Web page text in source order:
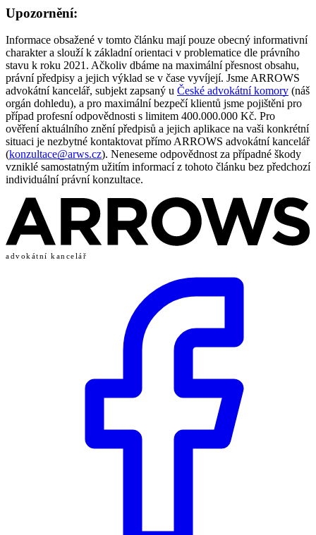
Upozornění:
Informace obsažené v tomto článku mají pouze obecný informativní
charakter a slouží k základní orientaci v problematice dle právního
stavu k roku 2021. Ačkoliv dbáme na maximální přesnost obsahu,
právní předpisy a jejich výklad se v čase vyvíjejí. Jsme ARROWS
advokátní kancelář, subjekt zapsaný u České advokátní komory (náš
orgán dohledu), a pro maximální bezpečí klientů jsme pojištěni pro
případ profesní odpovědnosti s limitem 400.000.000 Kč. Pro
ověření aktuálního znění předpisů a jejich aplikace na vaši konkrétní
situaci je nezbytné kontaktovat přímo ARROWS advokátní kancelář
(konzultace@arws.cz). Neneseme odpovědnost za případné škody
vzniklé samostatným užitím informací z tohoto článku bez předchozí
individuální právní konzultace.
advokátní kancelář